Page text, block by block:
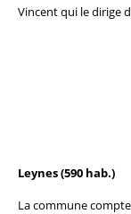
Vincent qui le dirige
Leynes (590 hab.)
La commune